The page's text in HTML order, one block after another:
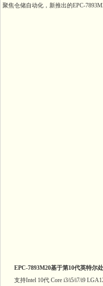
聚焦仓储自动化，新推出的EPC-
EPC-7893M20基于第10代英特尔
支持Intel 10代 Core i3/i5/i7/i9